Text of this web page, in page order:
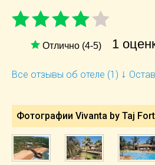
Отлично (4-5) 1
Все отзывы об отеле (1) ↓
Фотографии Vivanta by Taj